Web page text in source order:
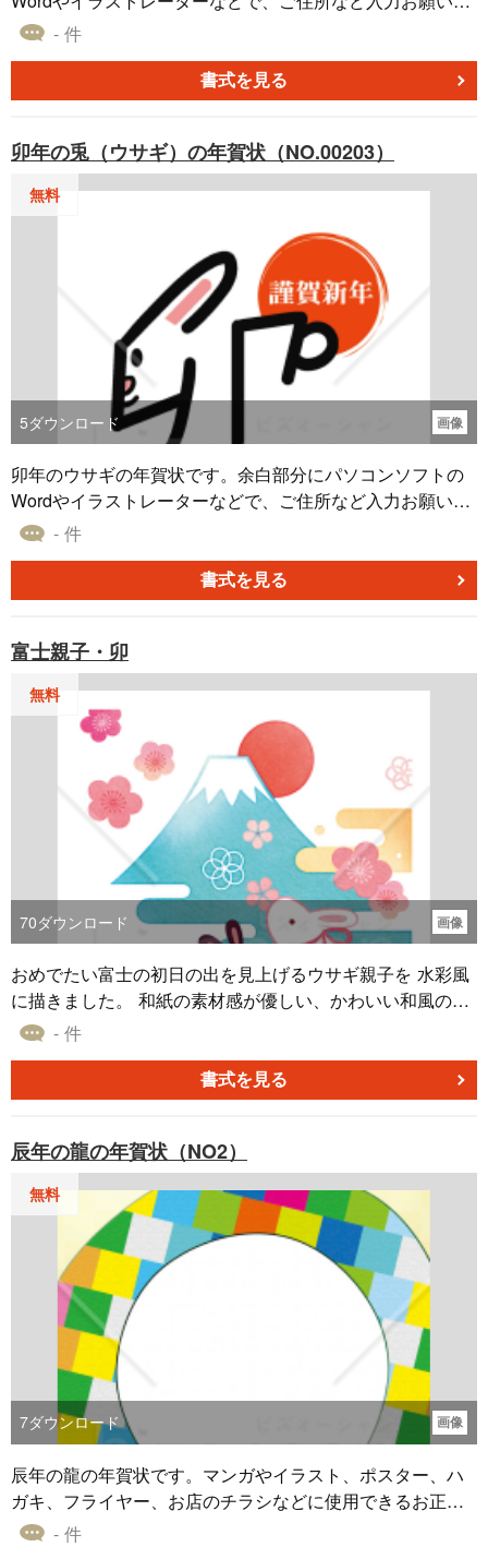
します。
- 件
書式を見る
卯年の兎（ウサギ）の年賀状（NO.00203）
無料
5ダウンロード 画像
卯年のウサギの年賀状です。余白部分にパソコンソフトの
Wordやイラストレーターなどで、ご住所など入力お願い致
します。
- 件
書式を見る
富士親子・卯
無料
70ダウンロード 画像
おめでたい富士の初日の出を見上げるウサギ親子を 水彩風
に描きました。 和紙の素材感が優しい、かわいい和風の年
賀状です。 画像形式はjpgです。148×100mmのはがきサイ
- 件
書式を見る
辰年の龍の年賀状（NO2）
無料
7ダウンロード 画像
辰年の龍の年賀状です。マンガやイラスト、ポスター、ハ
ガキ、フライヤー、お店のチラシなどに使用できるお正
月、年末年始、年賀状素材です。余白部分にパソコンソフ
- 件